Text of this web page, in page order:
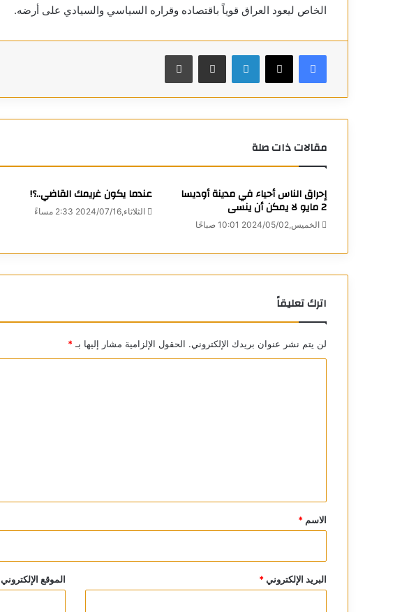
الخاص ليعود العراق قوياً باقتصاده وقراره السياسي والسيادي على أرضه.
فيسبوك X لينكدإن مشاركة عبر البريد طباعة
مقالات ذات صلة
إحراق الناس أحياء في مدينة أوديسا
2 مايو لا يمكن أن ينسى
الخميس,2024/05/02 10:01 صباحًا
عندما يكون غريمك القاضي..؟!
الثلاثاء,2024/07/16 2:33 مساءً
اترك تعليقاً
لن يتم نشر عنوان بريدك الإلكتروني. الحقول الإلزامية مشار إليها بـ *
*
الاسم *
البريد الإلكتروني* الموقع الإلكتروني